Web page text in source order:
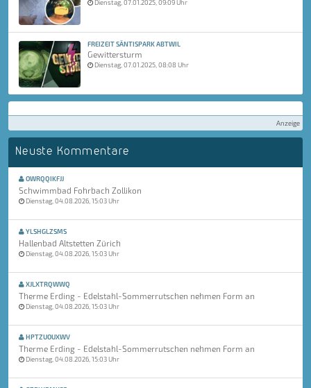
Dienstag, 07.01.2025, 09:09 Uhr
FREIZEIT SÄNTISPARK ABTWIL
Gewittersturm
Dienstag, 07.01.2025, 08:08 Uhr
Anzeige
Neuste Kommentare
OWRQQIKFJJ
Schwimmbad Fohrbach Zollikon
Dienstag, 04.08.2026, 15:03 Uhr
YLSHGLZSMS
Hallenbad Altstetten Zürich
Dienstag, 04.08.2026, 15:03 Uhr
XJLXTRQWWQ
Therme Erding - Edelstahl-Sommerrutschen nehmen Form an
Dienstag, 04.08.2026, 15:03 Uhr
HPTZUOUXWV
Therme Erding - Edelstahl-Sommerrutschen nehmen Form an
Dienstag, 04.08.2026, 15:03 Uhr